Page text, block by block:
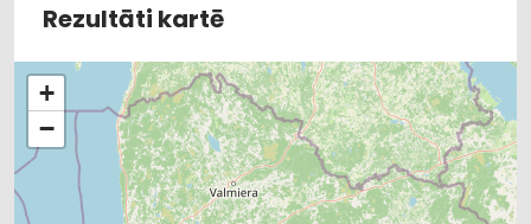
Rezultāti kartē
+
−